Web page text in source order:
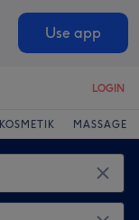
Use app
LOGIN
KOSMETIK MASSAGE